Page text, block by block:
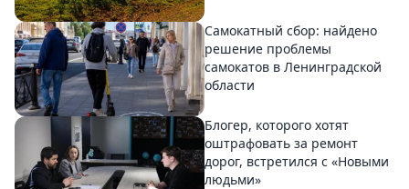
Самокатный сбор: найдено
решение проблемы
самокатов в Ленинградской
области
Блогер, которого хотят
оштрафовать за ремонт
дорог, встретился с «Новыми
людьми»